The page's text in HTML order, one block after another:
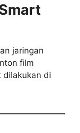
jaringan
film
dilakukan di